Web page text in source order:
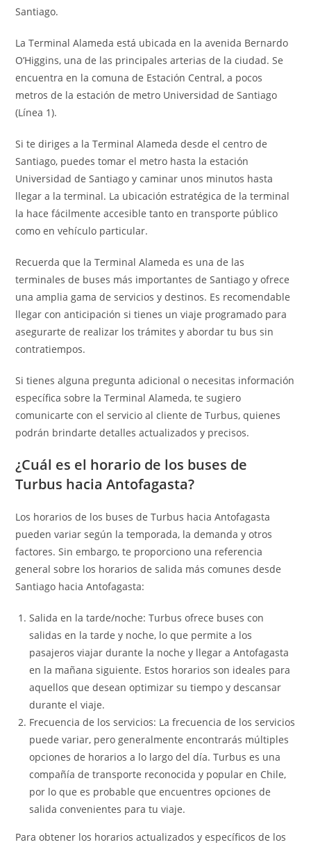
Santiago.
La Terminal Alameda está ubicada en la avenida Bernardo
O’Higgins, una de las principales arterias de la ciudad. Se
encuentra en la comuna de Estación Central, a pocos
metros de la estación de metro Universidad de Santiago
(Línea 1).
Si te diriges a la Terminal Alameda desde el centro de
Santiago, puedes tomar el metro hasta la estación
Universidad de Santiago y caminar unos minutos hasta
llegar a la terminal. La ubicación estratégica de la terminal
la hace fácilmente accesible tanto en transporte público
como en vehículo particular.
Recuerda que la Terminal Alameda es una de las
terminales de buses más importantes de Santiago y ofrece
una amplia gama de servicios y destinos. Es recomendable
llegar con anticipación si tienes un viaje programado para
asegurarte de realizar los trámites y abordar tu bus sin
contratiempos.
Si tienes alguna pregunta adicional o necesitas información
específica sobre la Terminal Alameda, te sugiero
comunicarte con el servicio al cliente de Turbus, quienes
podrán brindarte detalles actualizados y precisos.
¿Cuál es el horario de los buses de
Turbus hacia Antofagasta?
Los horarios de los buses de Turbus hacia Antofagasta
pueden variar según la temporada, la demanda y otros
factores. Sin embargo, te proporciono una referencia
general sobre los horarios de salida más comunes desde
Santiago hacia Antofagasta:
Salida en la tarde/noche: Turbus ofrece buses con
salidas en la tarde y noche, lo que permite a los
pasajeros viajar durante la noche y llegar a Antofagasta
en la mañana siguiente. Estos horarios son ideales para
aquellos que desean optimizar su tiempo y descansar
durante el viaje.
Frecuencia de los servicios: La frecuencia de los servicios
puede variar, pero generalmente encontrarás múltiples
opciones de horarios a lo largo del día. Turbus es una
compañía de transporte reconocida y popular en Chile,
por lo que es probable que encuentres opciones de
salida convenientes para tu viaje.
Para obtener los horarios actualizados y específicos de los